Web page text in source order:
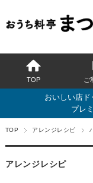
TOP ご
おいしい店
プレ
TOP アレンジレシピ
アレンジレシピ